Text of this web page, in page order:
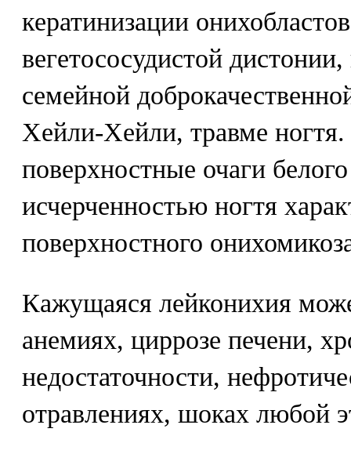
кератинизации
вегетососудистой
семейной
Хейли-Хейли, травме
поверхностные очаги
исчерченностью ногтя
поверхностного
Кажущаяся лейконихия
анемиях, циррозе печени,
недостаточности,
отравлениях, шоках любой